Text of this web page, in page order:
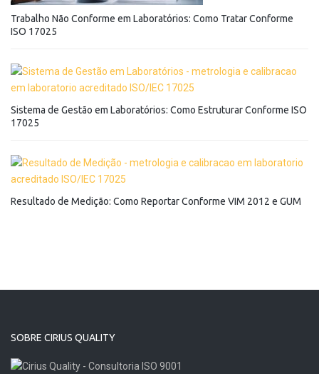
Trabalho Não Conforme em Laboratórios: Como Tratar Conforme
ISO 17025
Sistema de Gestão em Laboratórios: Como Estruturar Conforme ISO
17025
Resultado de Medição: Como Reportar Conforme VIM 2012 e GUM
SOBRE CIRIUS QUALITY